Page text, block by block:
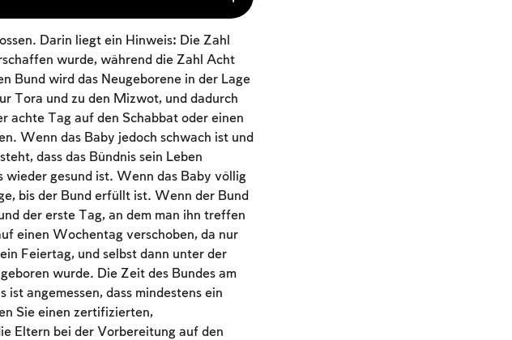
Darin liegt ein Hinweis: Die Zahl
wurde, während die Zahl Acht
Bund wird das Neugeborene in der Lage
Tora und zu den Mizwot, und dadurch
achte Tag auf den Schabbat oder einen
Wenn das Baby jedoch schwach ist und
dass das Bündnis sein Leben
wieder gesund ist. Wenn das Baby völlig
bis der Bund erfüllt ist. Wenn der Bund
der erste Tag, an dem man ihn treffen
einen Wochentag verschoben, da nur
Feiertag, und selbst dann unter der
wurde. Die Zeit des Bundes am
angemessen, dass mindestens ein
Sie einen zertifizierten,
Eltern bei der Vorbereitung auf den